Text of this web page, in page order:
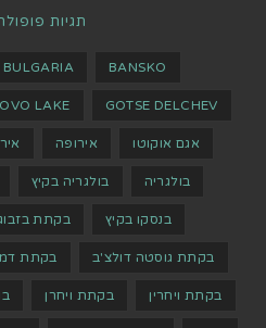
תגיות
BANSKO
BULGARIA
GOTSE DELCHEV
LAKE
אגם אוקוטו אירופה
בולגריה בולגריה בקיץ
בנסקו בקיץ בקתת
בקתת גוסטה דולצ'ב בקתת
בקתת ויחרין בקתת ויחרן